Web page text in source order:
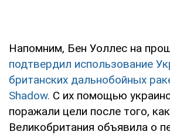
Напомним, Бен Уоллес на
подтвердил использование
британских дальнобойных
Shadow. С их помощью
поражали цели после того, как
Великобритания объявила о